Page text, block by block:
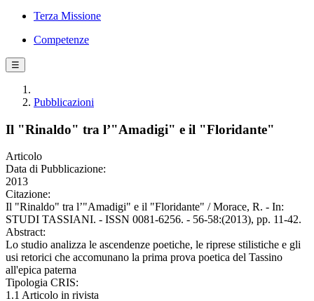
Terza Missione
Competenze
☰
Pubblicazioni
Il "Rinaldo" tra l’"Amadigi" e il "Floridante"
Articolo
Data di Pubblicazione:
2013
Citazione:
Il "Rinaldo" tra l’"Amadigi" e il "Floridante" / Morace, R. - In:
STUDI TASSIANI. - ISSN 0081-6256. - 56-58:(2013), pp. 11-42.
Abstract:
Lo studio analizza le ascendenze poetiche, le riprese stilistiche e gli
usi retorici che accomunano la prima prova poetica del Tassino
all'epica paterna
Tipologia CRIS:
1.1 Articolo in rivista